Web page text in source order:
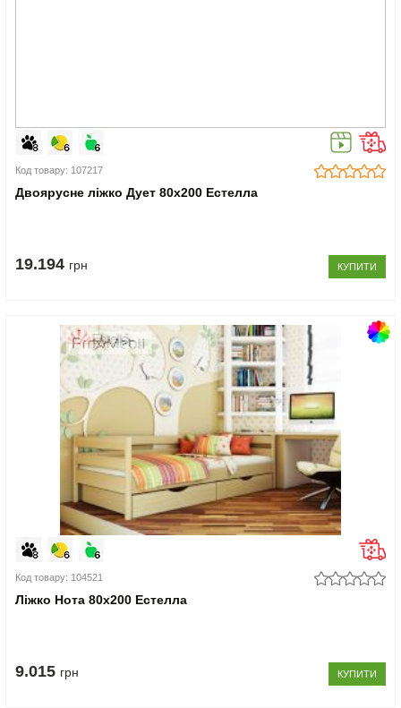
Код товару: 107217
Двоярусне ліжко Дует 80x200 Естелла
19.194 грн КУПИТИ
Код товару: 104521
Ліжко Нота 80x200 Естелла
9.015 грн КУПИТИ